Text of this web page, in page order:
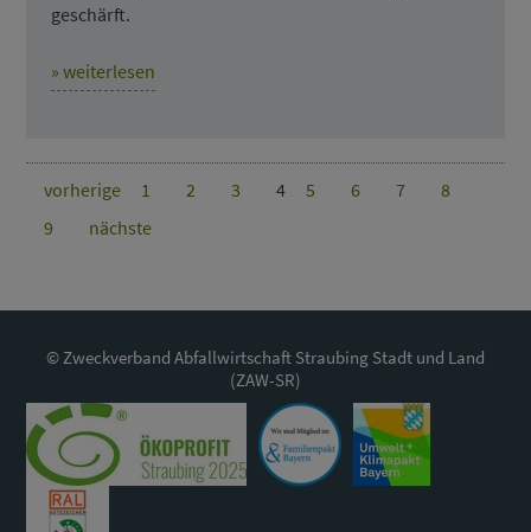
geschärft.
» weiterlesen
vorherige 1 2 3 4 5 6 7
8
9
nächste
© Zweckverband Abfallwirtschaft Straubing Stadt und Land
(ZAW-SR)